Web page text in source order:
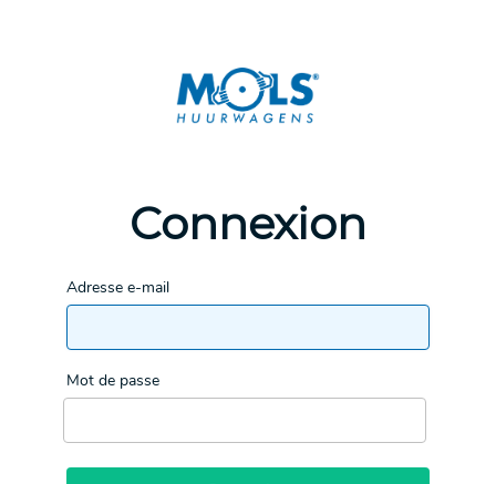
Connexion
Adresse e-mail
Mot de passe